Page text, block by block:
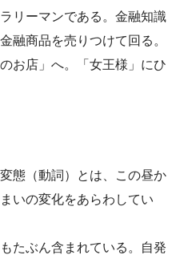
リーマンである。金融知識
融商品を売りつけて回る。
お店」へ。「女王様」にひ
態（動詞）とは、この昼か
いの変化をあらわしてい
たぶん含まれている。自発